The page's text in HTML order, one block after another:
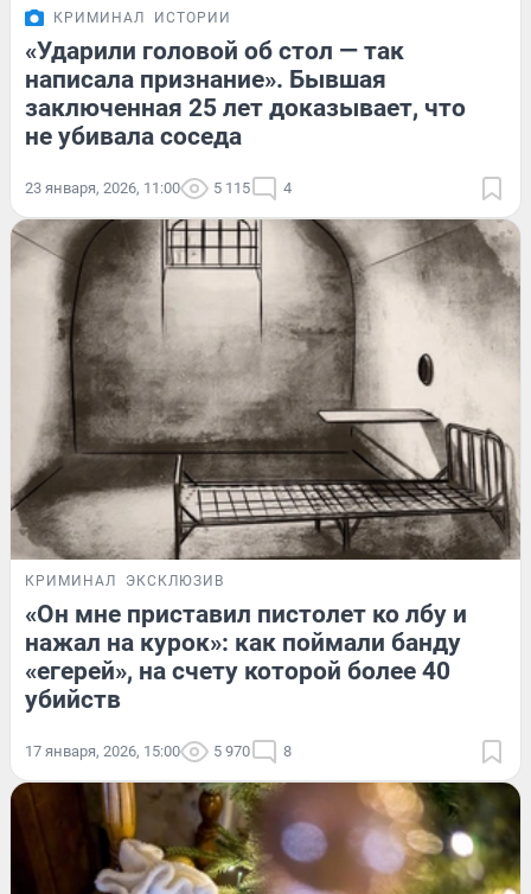
КРИМИНАЛ ИСТОРИИ
«Ударили головой об стол — так
написала признание». Бывшая
заключенная 25 лет доказывает, что
не убивала соседа
23 января, 2026, 11:00 5 115 4
КРИМИНАЛ ЭКСКЛЮЗИВ
«Он мне приставил пистолет ко лбу и
нажал на курок»: как поймали банду
«егерей», на счету которой более 40
убийств
17 января, 2026, 15:00 5 970 8